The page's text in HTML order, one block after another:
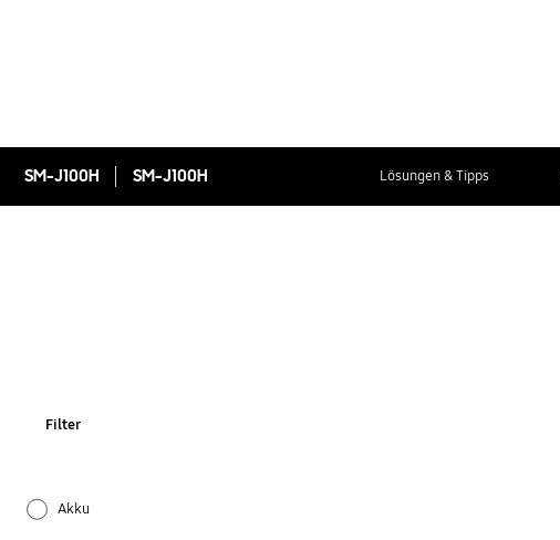
SM-J100H SM-J100H Lösungen & Tipps
Filter
Akku